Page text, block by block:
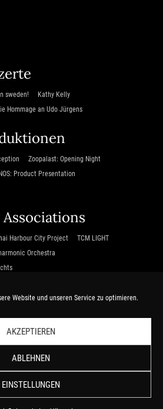
Website und unseren Service zu optimieren.
AKZEPTIEREN
ABLEHNEN
EINSTELLUNGEN
sweden!
Kathy Kelly
Hommage an Udo Jürgens
Zoopalast: Opening Night
Product Presentation
Harbour City Project
TCM LIGHT
Orchestra
Berlin Entertainment 2026
Datenschutzerklärung